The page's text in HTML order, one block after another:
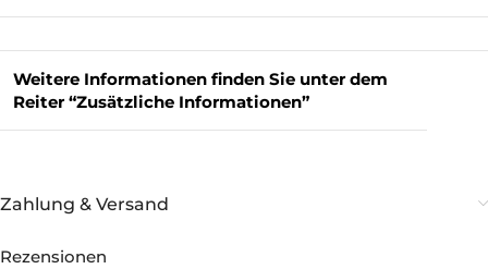
Weitere Informationen finden Sie unter dem
Reiter “Zusätzliche Informationen”
Zahlung & Versand
Rezensionen